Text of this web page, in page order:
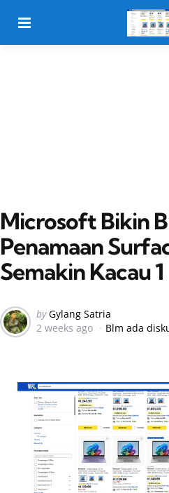
Microsoft Bikin
Penamaan
Semakin Kacau 1
Posted
by
by Gylang Satria
2 weeks ago
Blm ada